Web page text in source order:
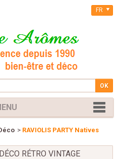
FR
> RAVIOLIS PARTY Natives
RÉTRO VINTAGE